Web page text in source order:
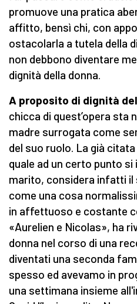
promuove una pratica
affitto, bensì chi, con
ostacolarla a tutela della
non debbono diventare
dignità della donna.
A proposito di dignità
chicca di quest’opera sta
madre surrogata come
del suo ruolo. La già
quale ad un certo punto si
marito, considera infatti
come una cosa
in affettuoso e costante
«Aurelien e Nicolas», ha
donna nel corso di una
diventati una seconda
spesso ed avevamo in
una settimana insieme